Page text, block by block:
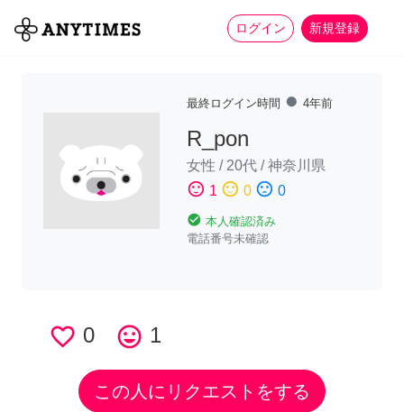
ログイン 新規登録
全て 家事 more_horiz
最終ログイン時間 fiber_manual_record 4年前
R_pon
女性 / 20代 /神奈川県
sentiment_satisfied 1 sentiment_neutral 0 sentiment_dissatisfied 0
check_circle 本人確認済み
電話番号未確認
favorite_border 0 tag_faces 1
この人にリクエストをする